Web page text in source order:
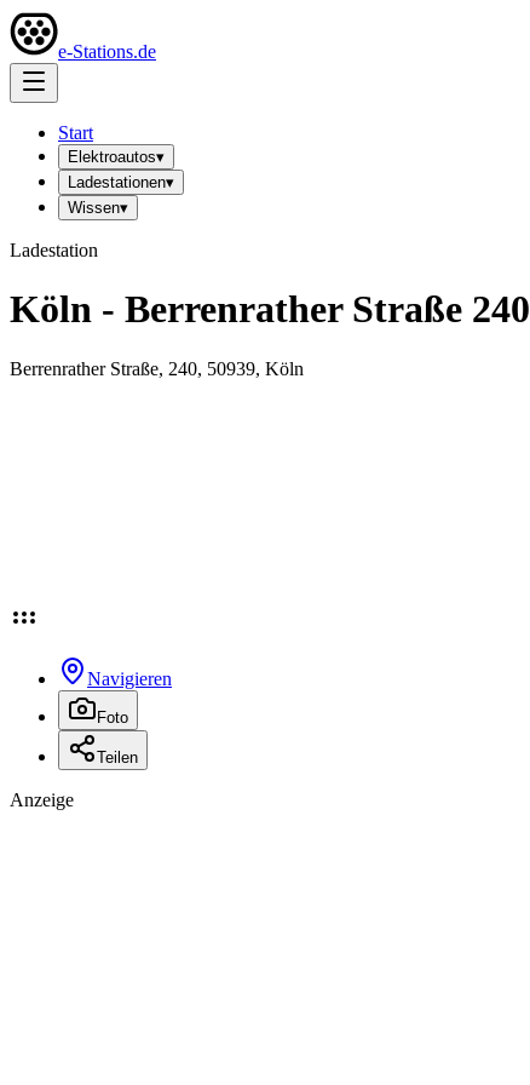
e-Stations.de
Start
Elektroautos▾
Ladestationen▾
Wissen▾
Ladestation
Köln - Berrenrather Straße 240
Berrenrather Straße, 240, 50939, Köln
Navigieren
Foto
Teilen
Anzeige